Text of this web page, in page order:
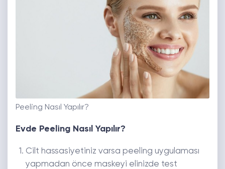
Peeling Nasıl Yapılır?
Evde Peeling Nasıl Yapılır?
Cilt hassasiyetiniz varsa peeling uygulaması
yapmadan önce maskeyi elinizde test